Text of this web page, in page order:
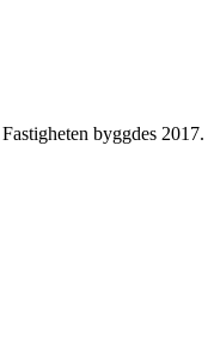
Fastigheten byggdes 2017.